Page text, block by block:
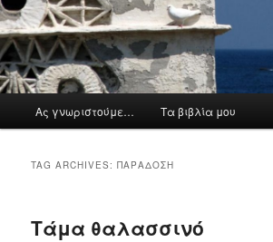
Ας γνωριστούμε… Τα βιβλία μου
TAG ARCHIVES:ΠΑΡΆΔΟΣΗ
Τάμα θαλασσινό